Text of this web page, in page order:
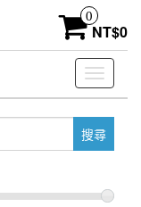
0
NT$0
Toggle